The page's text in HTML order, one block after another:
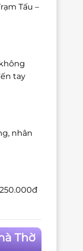
Tấu –
tay
nhân
Thờ